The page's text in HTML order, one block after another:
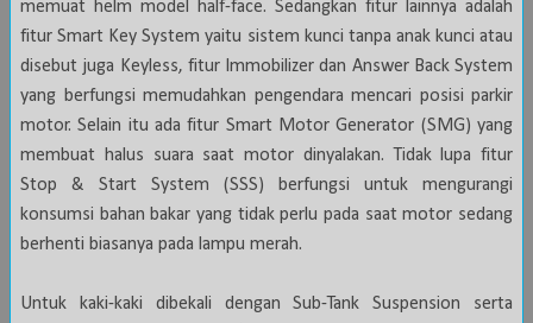
memuat helm model half-face. Sedangkan fitur lainnya adalah
fitur Smart Key System yaitu sistem kunci tanpa anak kunci atau
disebut juga Keyless, fitur Immobilizer dan Answer Back System
yang berfungsi memudahkan pengendara mencari posisi parkir
motor. Selain itu ada fitur Smart Motor Generator (SMG) yang
membuat halus suara saat motor dinyalakan. Tidak lupa fitur
Stop & Start System (SSS) berfungsi untuk mengurangi
konsumsi bahan bakar yang tidak perlu pada saat motor sedang
berhenti biasanya pada lampu merah.
Untuk kaki-kaki dibekali dengan Sub-Tank Suspension serta